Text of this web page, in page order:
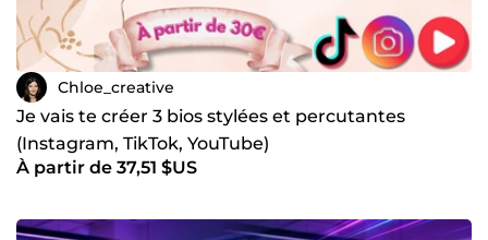
Chloe_creative
Je vais te créer 3 bios stylées et percutantes
(Instagram, TikTok, YouTube)
À partir de 37,51 $US